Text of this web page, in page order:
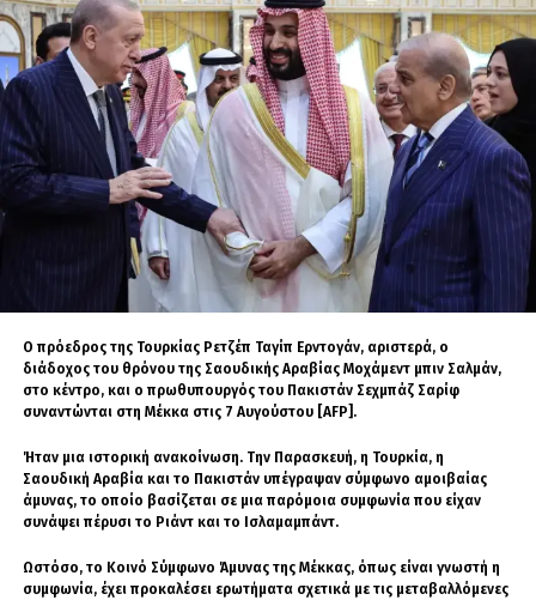
δυνατότητα πλήγματος σε στρατηγικούς
στόχους.
Παράλληλα, σχολίασε θετικά τη δημιουργία
κέντρου εκπαίδευσης για μη επανδρωμένα
αεροχήματα στην Τρίπολη, επισημαίνοντας ότι
οι Ένοπλες Δυνάμεις μπαίνουν σταδιακά σε νέα
εποχή. Όπως ανέφερε, η επιχειρησιακή αξία
ενός μέσου δεν κρίνεται μόνο από την
τεχνολογία ή το κόστος του, αλλά από την
ένταξή του σε ολοκληρωμένο δόγμα και από
την ποιότητα της εκπαίδευσης των χειριστών.
Κλείνοντας, ο Γιάννης Θεοδωράτος έστειλε
μήνυμα εθνικής αφύπνισης, υπογραμμίζοντας
ότι η ελληνική κοινωνία πρέπει να κατανοήσει
ξανά έννοιες όπως πατρίδα, έθνος, τιμή,
αξιοπρέπεια και ιστορική συνέχεια. Όπως είπε,
η Ελλάδα δεν μπορεί να παρακολουθεί
παθητικά τις εξελίξεις, ειδικά όταν γύρω της
διαμορφώνεται ένα νέο περιβάλλον ισχύος,
Ο πρόεδρος της Τουρκίας Ρετζέπ Ταγίπ Ερντογάν, αριστερά, ο
διάδοχος του θρόνου της Σαουδικής Αραβίας Μοχάμεντ μπιν Σαλμάν,
στο κέντρο, και ο πρωθυπουργός του Πακιστάν Σεχμπάζ Σαρίφ
συναντώνται στη Μέκκα στις 7 Αυγούστου [AFP].
Ήταν μια ιστορική ανακοίνωση. Την Παρασκευή, η Τουρκία, η
Σαουδική Αραβία και το Πακιστάν υπέγραψαν σύμφωνο αμοιβαίας
άμυνας, το οποίο βασίζεται σε μια παρόμοια συμφωνία που είχαν
συνάψει πέρυσι το Ριάντ και το Ισλαμαμπάντ.
Ωστόσο, το Κοινό Σύμφωνο Άμυνας της Μέκκας, όπως είναι γνωστή η
συμφωνία, έχει προκαλέσει ερωτήματα σχετικά με τις μεταβαλλόμενες